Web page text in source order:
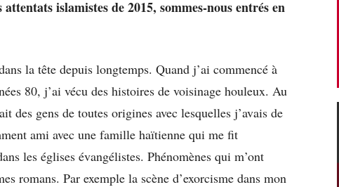
islamistes de 2015, sommes-nous entrés en
la tête depuis longtemps. Quand j’ai commencé à
80, j’ai vécu des histoires de voisinage houleux. Au
des gens de toutes origines avec lesquelles j’avais de
ami avec une famille haïtienne qui me fit
les églises évangélistes. Phénomènes qui m’ont
romans. Par exemple la scène d’exorcisme dans mon